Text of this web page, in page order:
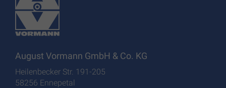
August Vormann GmbH & Co. KG
Heilenbecker Str. 191-205
58256 Ennepetal